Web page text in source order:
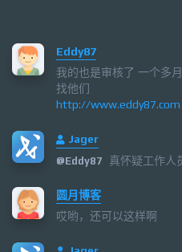
Eddy87
我的也是审核了 一个多
找他们
http://www.eddy87.com
Jager
@Eddy87 真怀疑工作人
圆月博客
哎哟，还可以这样啊